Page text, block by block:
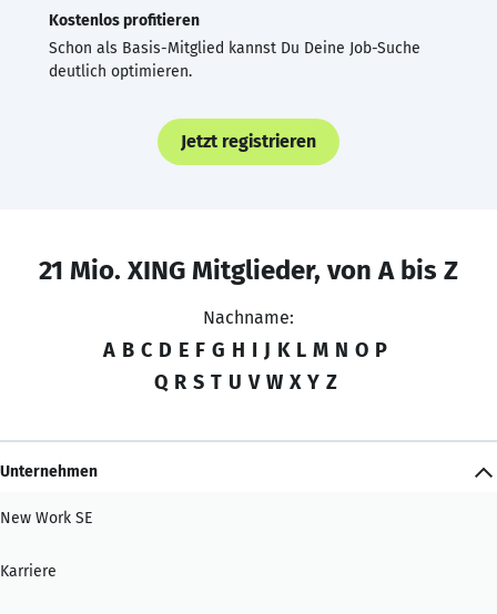
Kostenlos profitieren
Schon als Basis-Mitglied kannst Du Deine Job-Suche
deutlich optimieren.
Jetzt registrieren
21 Mio. XING Mitglieder, von A bis Z
Nachname:
A B C D E F G H I J K L M N O P
Q R S T U V W X Y Z
Unternehmen
New Work SE
Karriere